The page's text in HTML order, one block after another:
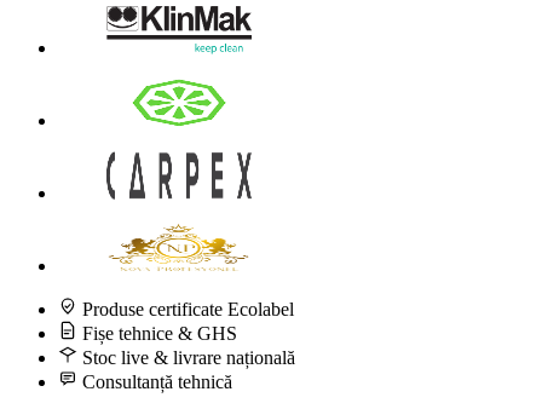
Produse certificate Ecolabel
Fișe tehnice & GHS
Stoc live & livrare națională
Consultanță tehnică